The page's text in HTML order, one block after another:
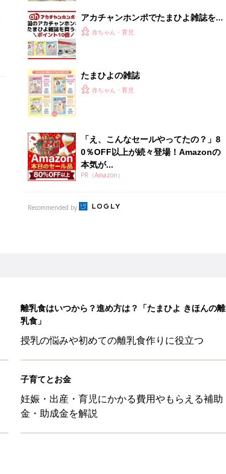
アカチャンホンポでたまひよ雑誌を買
うとポイント10倍【期間限定】
赤ちゃん・育児
たまひよの雑誌
赤ちゃん・育児
「え、こんなセールやってたの？」8
0％OFF以上が続々登場！Amazonの
本気が...
PR（Amazon）
Recommended by
離乳食はいつから？進め方は？「たまひよ きほんの離
乳食」
授乳の悩みや初めての離乳食作りに役立つ
子育てとお金
妊娠・出産・育児にかかる費用やもらえる補助
金・助成金を解説